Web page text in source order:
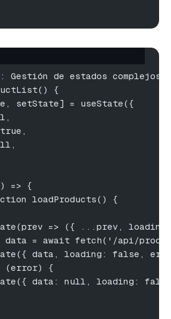
2: Gestión de estados
{
setState] = useState({
=> {
loadProducts() {
=> ({ ...prev,
data = await fetch('/api/
data, loading: false,
(error) {
data: null, loading: